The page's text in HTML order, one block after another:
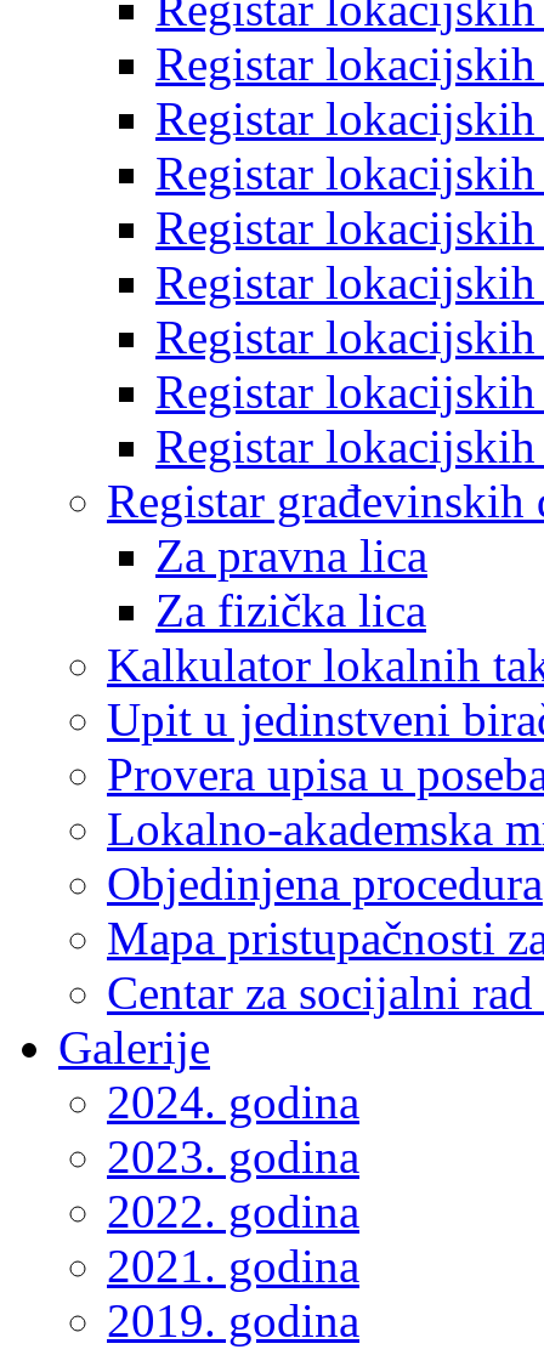
Registar
Registar
Registar
Registar
Registar
Registar
Registar
Registar
Registar građevinskih
Za pravna lica
Za fizička lica
Kalkulator lokalnih
Upit u jedinstveni
Provera upisa u
Lokalno-akademska
Objedinjena procedura
Mapa pristupačnosti
Centar za socijalni
Galerije
2024. godina
2023. godina
2022. godina
2021. godina
2019. godina